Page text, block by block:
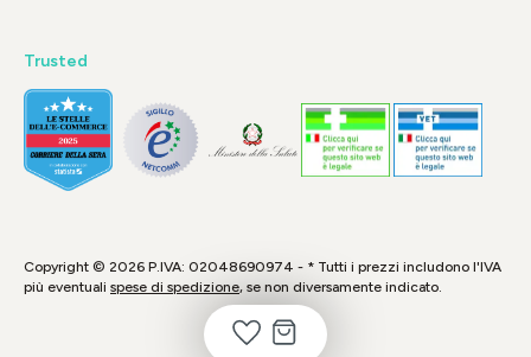
Trusted
Copyright © 2026 P.IVA: 02048690974 - * Tutti i prezzi includono l'IVA
più eventuali spese di spedizione, se non diversamente indicato.